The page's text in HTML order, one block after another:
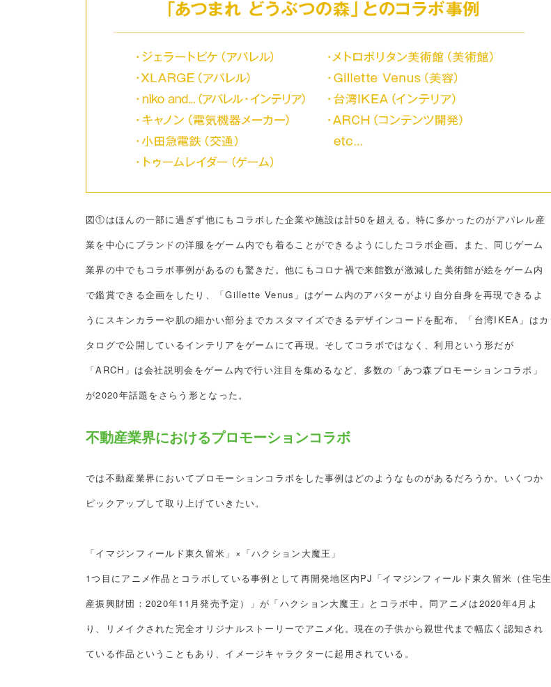
図①はほんの一部に過ぎず他にもコラボした企業や施設は計50を超える。特に多かったのがアパレル産
業を中心にブランドの洋服をゲーム内でも着ることができるようにしたコラボ企画。また、同じゲーム
業界の中でもコラボ事例があるのも驚きだ。他にもコロナ禍で来館数が激減した美術館が絵をゲーム内
で鑑賞できる企画をしたり、「Gillette Venus」はゲーム内のアバターがより自分自身を再現できるよ
うにスキンカラーや肌の細かい部分までカスタマイズできるデザインコードを配布。「台湾IKEA」はカ
タログで公開しているインテリアをゲームにて再現。そしてコラボではなく、利用という形だが
「ARCH」は会社説明会をゲーム内で行い注目を集めるなど、多数の「あつ森プロモーションコラボ」
が2020年話題をさらう形となった。
不動産業界におけるプロモーションコラボ
では不動産業界においてプロモーションコラボをした事例はどのようなものがあるだろうか。いくつか
ピックアップして取り上げていきたい。
「イマジンフィールド東久留米」×「ハクション大魔王」
1つ目にアニメ作品とコラボしている事例として再開発地区内PJ「イマジンフィールド東久留米（住宅生
産振興財団：2020年11月発売予定）」が「ハクション大魔王」とコラボ中。同アニメは2020年4月よ
り、リメイクされた完全オリジナルストーリーでアニメ化。現在の子供から親世代まで幅広く認知され
ている作品ということもあり、イメージキャラクターに起用されている。